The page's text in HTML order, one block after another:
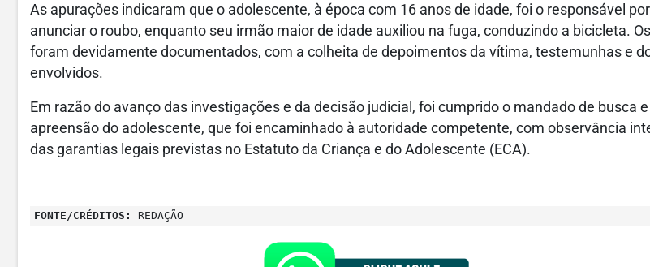
As apurações indicaram que o adolescente, à época com 16 anos de idade, foi o responsável por
anunciar o roubo, enquanto seu irmão maior de idade auxiliou na fuga, conduzindo a bicicleta.
foram devidamente documentados, com a colheita de depoimentos da vítima, testemunhas e
envolvidos.
Em razão do avanço das investigações e da decisão judicial, foi cumprido o mandado de busca e
apreensão do adolescente, que foi encaminhado à autoridade competente, com observância
das garantias legais previstas no Estatuto da Criança e do Adolescente (ECA).
FONTE/CRÉDITOS: REDAÇÃO